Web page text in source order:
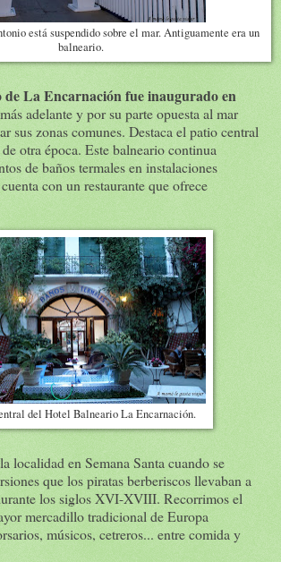
está suspendido sobre el mar. Antiguamente era un
balneario.
La Encarnación fue inaugurado en
adelante y por su parte opuesta al mar
sus zonas comunes. Destaca el patio central
otra época. Este balneario continua
de baños termales en instalaciones
con un restaurante que ofrece
del Hotel Balneario La Encarnación.
localidad en Semana Santa cuando se
que los piratas berberiscos llevaban a
los siglos XVI-XVIII. Recorrimos el
mercadillo tradicional de Europa
músicos, cetreros... entre comida y